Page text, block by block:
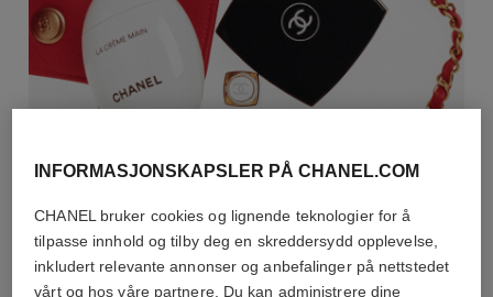
INFORMASJONSKAPSLER PÅ CHANEL.COM
CHANEL bruker cookies og lignende teknologier for å
tilpasse innhold og tilby deg en skreddersydd opplevelse,
inkludert relevante annonser og anbefalinger på nettstedet
vårt og hos våre partnere. Du kan administrere dine